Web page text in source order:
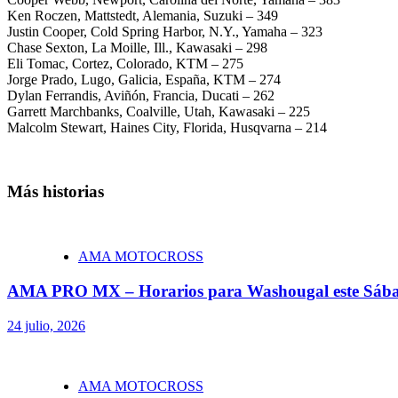
Ken Roczen, Mattstedt, Alemania, Suzuki – 349
Justin Cooper, Cold Spring Harbor, N.Y., Yamaha – 323
Chase Sexton, La Moille, Ill., Kawasaki – 298
Eli Tomac, Cortez, Colorado, KTM – 275
Jorge Prado, Lugo, Galicia, España, KTM – 274
Dylan Ferrandis, Aviñón, Francia, Ducati – 262
Garrett Marchbanks, Coalville, Utah, Kawasaki – 225
Malcolm Stewart, Haines City, Florida, Husqvarna – 214
Más historias
AMA MOTOCROSS
AMA PRO MX – Horarios para Washougal este
24 julio, 2026
AMA MOTOCROSS